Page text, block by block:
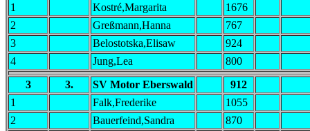
1
Kostré,Margarita
1676
2
Greßmann,Hanna
767
3
Belostotska,Elisaw
924
4
Jung,Lea
800
3
3. SV Motor Eberswald
912
1
Falk,Frederike
1055
2
Bauerfeind,Sandra
870